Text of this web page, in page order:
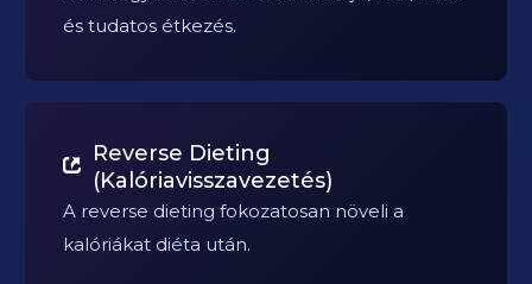
és tudatos étkezés.
Reverse Dieting
(Kalóriavisszavezetés)
A reverse dieting fokozatosan növeli a
kalóriákat diéta után.